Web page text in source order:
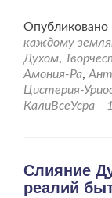
Опубликовано
каждому
Духом,
Амония-Ра,
Цистерия-
КалиВсеУсра
Слияние
реалий